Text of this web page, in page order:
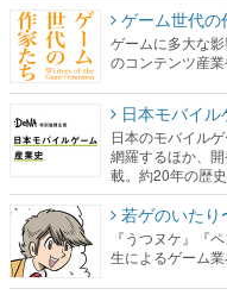
ゲーム世代の
ゲームに多大な
のコンテンツ産
日本モバイ
日本のモバイル
網羅するほか、
載。約20年の歴
若ゲのいたり
『うつヌケ』『
生によるゲーム業